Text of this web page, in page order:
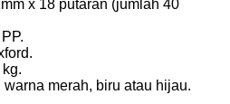
x 18 putaran (jumlah 40
merah, biru atau hijau.